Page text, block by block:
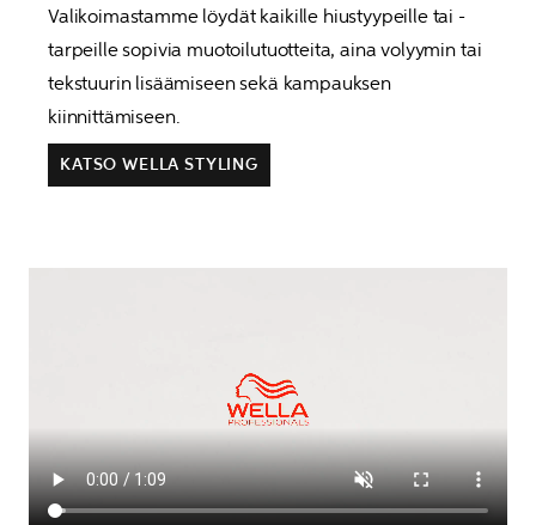
Valikoimastamme löydät kaikille hiustyypeille tai -
tarpeille sopivia muotoilutuotteita, aina volyymin tai
tekstuurin lisäämiseen sekä kampauksen
kiinnittämiseen.
KATSO WELLA STYLING